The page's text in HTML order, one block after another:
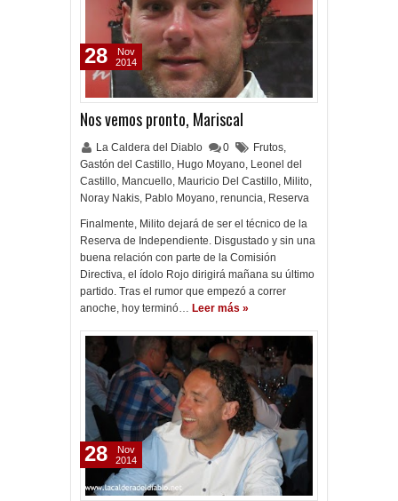
Nos vemos pronto, Mariscal
La Caldera del Diablo 0 Frutos,
Gastón del Castillo, Hugo Moyano, Leonel del
Castillo, Mancuello, Mauricio Del Castillo, Milito,
Noray Nakis, Pablo Moyano, renuncia, Reserva
Finalmente, Milito dejará de ser el técnico de la
Reserva de Independiente. Disgustado y sin una
buena relación con parte de la Comisión
Directiva, el ídolo Rojo dirigirá mañana su último
partido. Tras el rumor que empezó a correr
anoche, hoy terminó… Leer más »
28
Nov
2014
28
Nov
2014